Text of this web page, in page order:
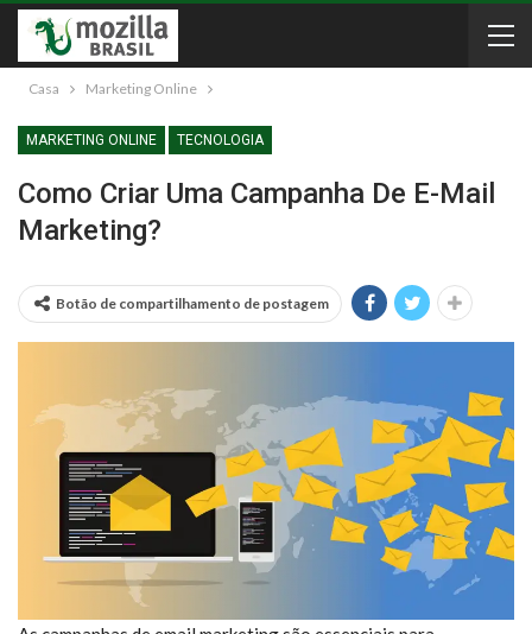
Casa Marketing Online
MARKETING ONLINE TECNOLOGIA
Como Criar Uma Campanha De E-Mail
Marketing?
Botão de compartilhamento de postagem